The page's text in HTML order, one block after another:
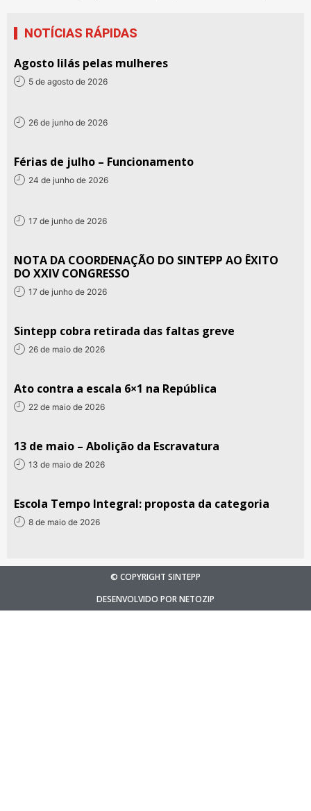
NOTÍCIAS RÁPIDAS
Agosto lilás pelas mulheres
5 de agosto de 2026
26 de junho de 2026
Férias de julho – Funcionamento
24 de junho de 2026
17 de junho de 2026
NOTA DA COORDENAÇÃO DO SINTEPP AO ÊXITO
DO XXIV CONGRESSO
17 de junho de 2026
Sintepp cobra retirada das faltas greve
26 de maio de 2026
Ato contra a escala 6×1 na República
22 de maio de 2026
13 de maio – Abolição da Escravatura
13 de maio de 2026
Escola Tempo Integral: proposta da categoria
8 de maio de 2026
© COPYRIGHT SINTEPP
DESENVOLVIDO POR NETOZIP